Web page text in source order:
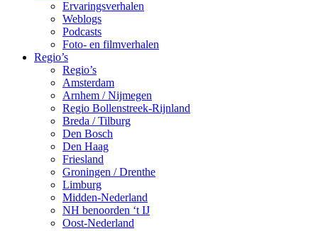
Ervaringsverhalen
Weblogs
Podcasts
Foto- en filmverhalen
Regio’s
Regio’s
Amsterdam
Arnhem / Nijmegen
Regio Bollenstreek-Rijnland
Breda / Tilburg
Den Bosch
Den Haag
Friesland
Groningen / Drenthe
Limburg
Midden-Nederland
NH benoorden ‘t IJ
Oost-Nederland